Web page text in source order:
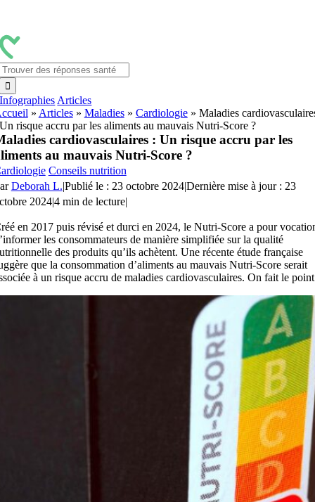
contenu
Infographies Articles
» Articles» Maladies» Cardiologie» Maladies
risque accru par les aliments au mauvais Nutri-Score ?
cardiovasculaires : Un risque accru par les
au mauvais Nutri-Score ?
Conseils nutrition
Deborah L.|Publié le : 23 octobre 2024|Dernière mise à jour : 23
2024|4 min de lecture|
en 2017 puis révisé et durci en 2024, le Nutri-Score a pour
les consommateurs de manière simplifiée sur la qualité
des produits qu’ils achètent. Une récente étude française
que la consommation d’aliments au mauvais Nutri-Score serait
à un risque accru de maladies cardiovasculaires. On fait le